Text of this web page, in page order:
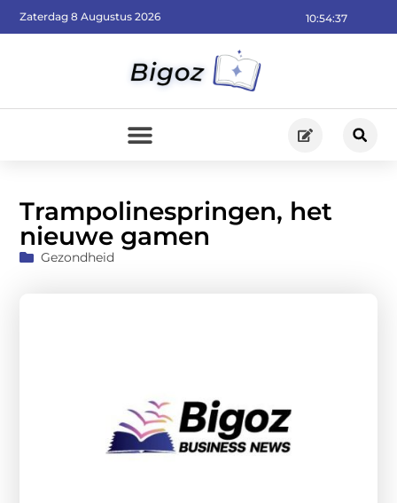
10:54:39
Zaterdag 8 Augustus 2026
Trampolinespringen, het
nieuwe gamen
Gezondheid